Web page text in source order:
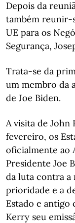
Depois da
também reunir-
UE para os
Segurança,
Trata-se da
um membro da
de Joe Biden.
A visita de John
fevereiro, os
oficialmente ao
Presidente Joe
da luta contra a
prioridade e a
Estado e antigo
Kerry seu